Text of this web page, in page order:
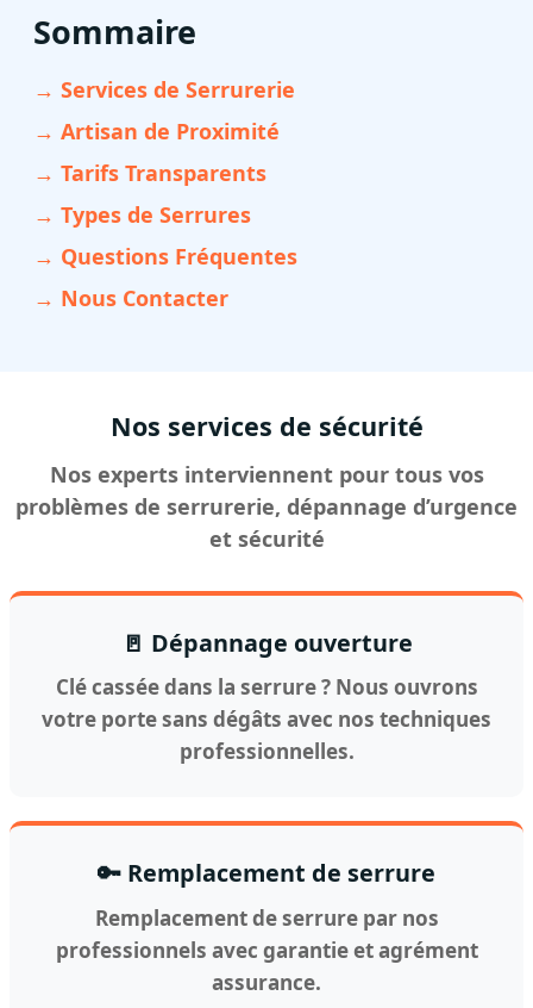
Sommaire
→ Services de Serrurerie
→ Artisan de Proximité
→ Tarifs Transparents
→ Types de Serrures
→ Questions Fréquentes
→ Nous Contacter
Nos services de sécurité
Nos experts interviennent pour tous vos
problèmes de serrurerie, dépannage d’urgence
et sécurité
🚪 Dépannage ouverture
Clé cassée dans la serrure ? Nous ouvrons
votre porte sans dégâts avec nos techniques
professionnelles.
🔑 Remplacement de serrure
Remplacement de serrure par nos
professionnels avec garantie et agrément
assurance.